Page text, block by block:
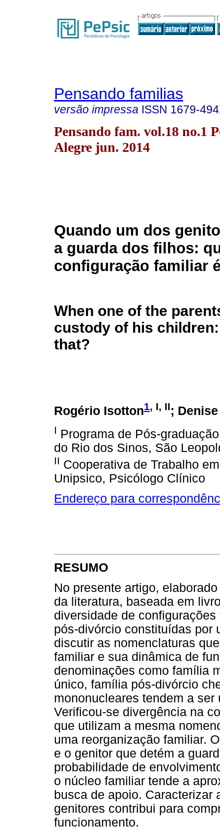
Pensando familias
versão impressa ISSN 1679-
Pensando fam. vol.18 no.1
Alegre jun. 2014
Quando um dos
a guarda dos filhos:
configuração familiar
When one of the
custody of his
that?
Rogério Isotton1, I, II;
I Programa de Pós-
do Rio dos Sinos, São
II Cooperativa de Trabalho
Unipsico, Psicólogo Clínico
Endereço para
RESUMO
No presente artigo,
da literatura, baseada em
diversidade de
pós-divórcio constituídas por
discutir as nomenclaturas
familiar e sua dinâmica de
denominações como família
único, família pós-divórcio
mononucleares tendem a
Verificou-se divergência na
que utilizam a mesma
uma reorganização familiar.
e o genitor que detém a
probabilidade de
o núcleo familiar tende a
busca de apoio.
genitores contribui para
funcionamento.